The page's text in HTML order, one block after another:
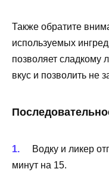
Также обратите
используемых
позволяет сладкому
вкус и позволить не
Водку и ликер
минут на 15.